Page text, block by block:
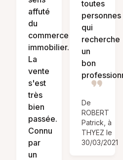
affuté
du
commerce
immobilier.
La
vente
s'est
très
bien
passée.
Connu
par
un
toutes
personnes
qui
recherche
un
bon
De
ROBERT
Patrick, à
THYEZ le
30/03/2021